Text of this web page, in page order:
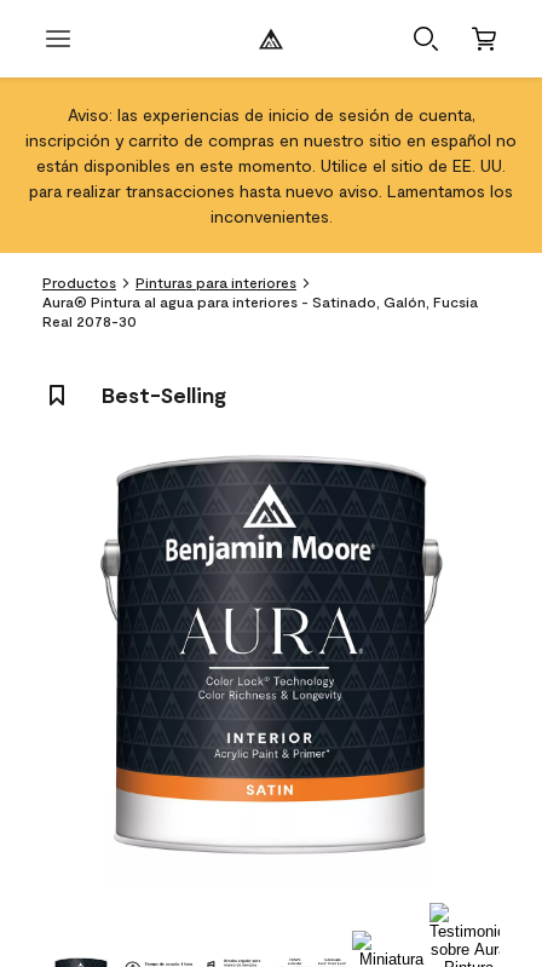
Aviso: las experiencias de inicio de sesión de cuenta,
inscripción y carrito de compras en nuestro sitio en español no
están disponibles en este momento. Utilice el sitio de EE. UU.
para realizar transacciones hasta nuevo aviso. Lamentamos los
inconvenientes.
Productos
Pinturas para interiores
Aura® Pintura al agua para interiores - Satinado, Galón, Fucsia
Real 2078-30
Best-Selling